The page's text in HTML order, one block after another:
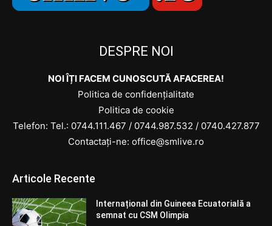
DESPRE NOI
NOI ÎȚI FACEM CUNOSCUTĂ AFACEREA!
Politica de confidențialitate
Politica de cookie
Telefon: Tel.: 0744.111.467 / 0744.987.532 / 0740.427.877
Contactați-ne: office@smlive.ro
Articole Recente
Internațional din Guineea Ecuatorială a
semnat cu CSM Olimpia